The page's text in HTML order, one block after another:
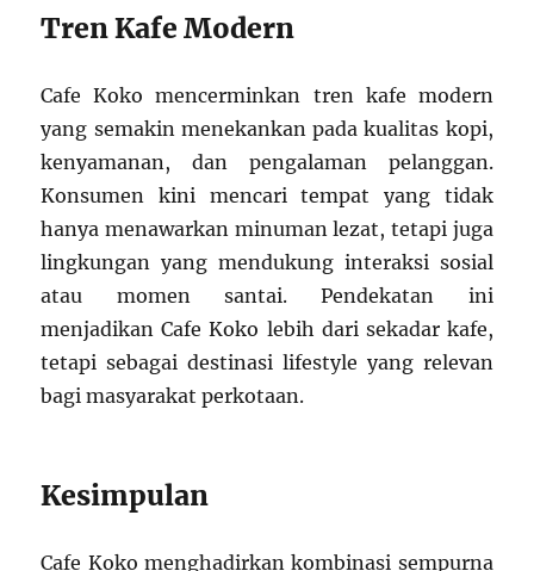
Tren Kafe Modern
Cafe Koko mencerminkan tren kafe modern
yang semakin menekankan pada kualitas kopi,
kenyamanan, dan pengalaman pelanggan.
Konsumen kini mencari tempat yang tidak
hanya menawarkan minuman lezat, tetapi juga
lingkungan yang mendukung interaksi sosial
atau momen santai. Pendekatan ini
menjadikan Cafe Koko lebih dari sekadar kafe,
tetapi sebagai destinasi lifestyle yang relevan
bagi masyarakat perkotaan.
Kesimpulan
Cafe Koko menghadirkan kombinasi sempurna